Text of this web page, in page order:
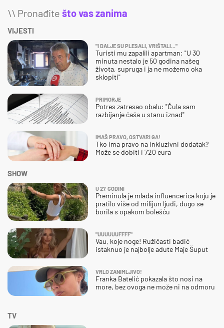
\\ Pronađite što vas zanima
VIJESTI
"I DALJE SU PLESALI, VRIŠTALI..."
Turisti mu zapalili apartman: "U 30
minuta nestalo je 50 godina našeg
života, supruga i ja ne možemo oka
sklopiti"
PRIMORJE
Potres zatresao obalu: "Čula sam
razbijanje čaša u stanu iznad"
IMAŠ PRAVO, OSTVARI GA!
Tko ima pravo na inkluzivni dodatak?
Može se dobiti i 720 eura
SHOW
U 27. GODINI
Preminula je mlada influencerica koju je
pratilo više od milijun ljudi, dugo se
borila s opakom bolešću
"UUUUUUFFFF"
Vau, koje noge! Ružičasti badić
istaknuo je najbolje adute Maje Šuput
VRLO ZANIMLJIVO!
Franka Batelić pokazala što nosi na
more, bez ovoga ne može ni na odmoru
TV